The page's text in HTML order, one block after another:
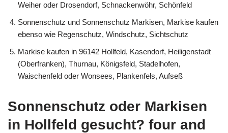
Weiher oder Drosendorf, Schnackenwöhr, Schönfeld
Sonnenschutz und Sonnenschutz Markisen, Markise kaufen
ebenso wie Regenschutz, Windschutz, Sichtschutz
Markise kaufen in 96142 Hollfeld, Kasendorf, Heiligenstadt
(Oberfranken), Thurnau, Königsfeld, Stadelhofen,
Waischenfeld oder Wonsees, Plankenfels, Aufseß
Sonnenschutz oder Markisen
in Hollfeld gesucht? four and